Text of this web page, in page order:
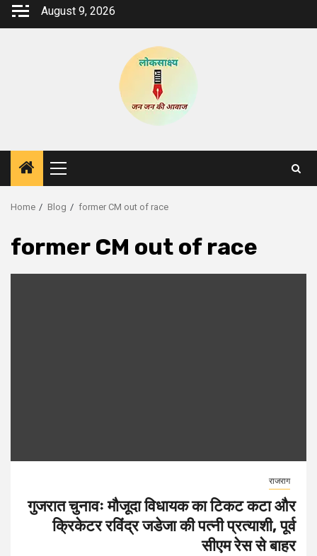
Skip
August 9, 2026
Primary
Menu
Home Blog former CM out of race
former CM out of race
राजराग
गुजरात चुनावः मौजूदा विधायक का टिकट कटा और
क्रिकेटर रविंद्र जडेजा की पत्नी प्रत्याशी, पूर्व
सीएम रेस से बाहर